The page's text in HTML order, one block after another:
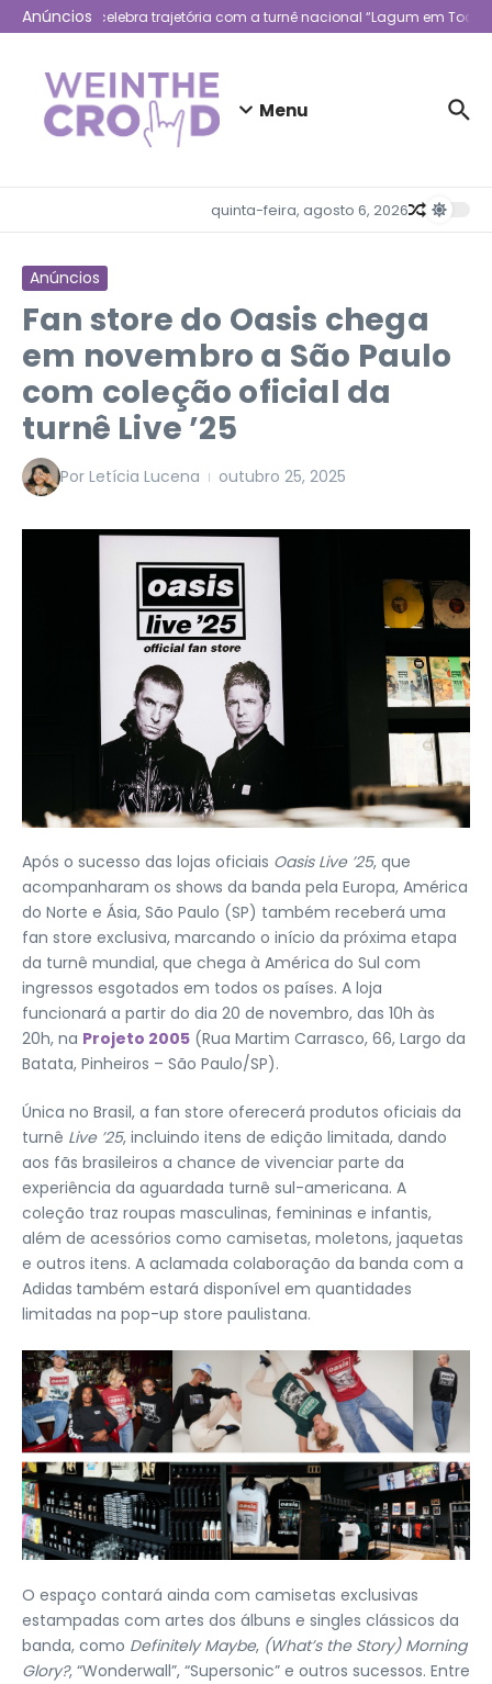
Ir para o conteúdo
Anúncios
Lagum celebra trajetória com a turnê nacional “Lagum em Todo
Menu
quinta-feira, agosto 6, 2026
Anúncios
Fan store do Oasis chega
em novembro a São Paulo
com coleção oficial da
turnê Live ’25
Por Letícia Lucena outubro 25, 2025
Após o sucesso das lojas oficiais Oasis Live ’25, que
acompanharam os shows da banda pela Europa, América
do Norte e Ásia, São Paulo (SP) também receberá uma
fan store exclusiva, marcando o início da próxima etapa
da turnê mundial, que chega à América do Sul com
ingressos esgotados em todos os países. A loja
funcionará a partir do dia 20 de novembro, das 10h às
20h, na Projeto 2005 (Rua Martim Carrasco, 66, Largo da
Batata, Pinheiros – São Paulo/SP).
Única no Brasil, a fan store oferecerá produtos oficiais da
turnê Live ’25, incluindo itens de edição limitada, dando
aos fãs brasileiros a chance de vivenciar parte da
experiência da aguardada turnê sul-americana. A
coleção traz roupas masculinas, femininas e infantis,
além de acessórios como camisetas, moletons, jaquetas
e outros itens. A aclamada colaboração da banda com a
Adidas também estará disponível em quantidades
limitadas na pop-up store paulistana.
O espaço contará ainda com camisetas exclusivas
estampadas com artes dos álbuns e singles clássicos da
banda, como Definitely Maybe, (What’s the Story) Morning
Glory?, “Wonderwall”, “Supersonic” e outros sucessos. Entre